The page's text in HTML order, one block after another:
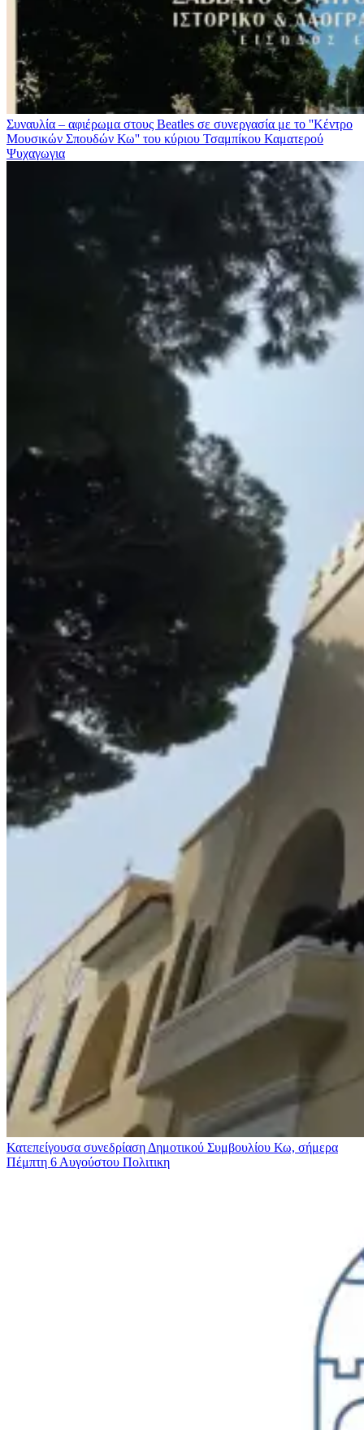
Συναυλία – αφιέρωμα στους Beatles σε συνεργασία με το ''Κέντρο
Μουσικών Σπουδών Κω'' του κύριου Τσαμπίκου Καματερού
Ψυχαγωγια
Κατεπείγουσα συνεδρίαση Δημοτικού Συμβουλίου Κω, σήμερα
Πέμπτη 6 Αυγούστου Πολιτικη